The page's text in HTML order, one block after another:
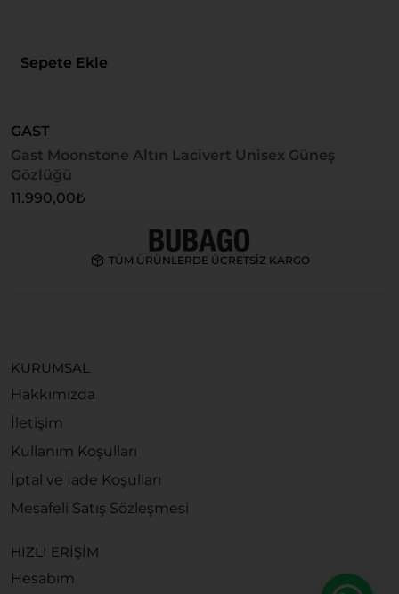
Sepete Ekle
GAST
Gast Moonstone Altın Lacivert Unisex Güneş
Gözlüğü
11.990,00₺
TÜM ÜRÜNLERDE ÜCRETSİZ KARGO
KURUMSAL
Hakkımızda
İletişim
Kullanım Koşulları
İptal ve İade Koşulları
Mesafeli Satış Sözleşmesi
HIZLI ERİŞİM
Hesabım